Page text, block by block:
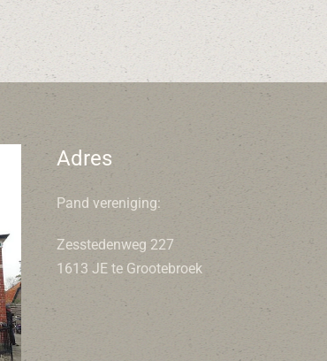
Adres
Pand vereniging:
Zesstedenweg 227
1613 JE te Grootebroek